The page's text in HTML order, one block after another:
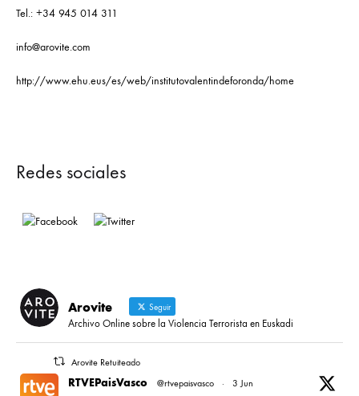
Tel.: +34 945 014 311
info@arovite.com
http://www.ehu.eus/es/web/institutovalentindeforonda/home
Redes sociales
Arovite Seguir
Archivo Online sobre la Violencia Terrorista en Euskadi
Arovite Retuiteado
RTVEPaisVasco @rtvepaisvasco · 3 Jun